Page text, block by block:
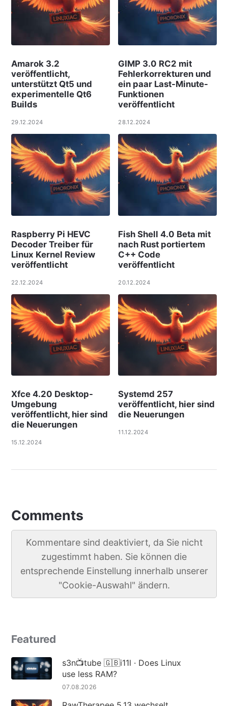
Amarok 3.2
veröffentlicht,
unterstützt Qt5 und
experimentelle Qt6
Builds
29.12.2024
GIMP 3.0 RC2 mit
Fehlerkorrekturen und
ein paar Last-Minute-
Funktionen
veröffentlicht
28.12.2024
Raspberry Pi HEVC
Decoder Treiber für
Linux Kernel Review
veröffentlicht
22.12.2024
Fish Shell 4.0 Beta mit
nach Rust portiertem
C++ Code
veröffentlicht
20.12.2024
Xfce 4.20 Desktop-
Umgebung
veröffentlicht, hier sind
die Neuerungen
15.12.2024
Systemd 257
veröffentlicht, hier sind
die Neuerungen
11.12.2024
Comments
Kommentare sind deaktiviert, da Sie nicht
zugestimmt haben. Sie können die
entsprechende Einstellung innerhalb unserer
"Cookie-Auswahl" ändern.
Featured
s3n📺tube 🇬🇧i11l · Does Linux
use less RAM?
07.08.2026